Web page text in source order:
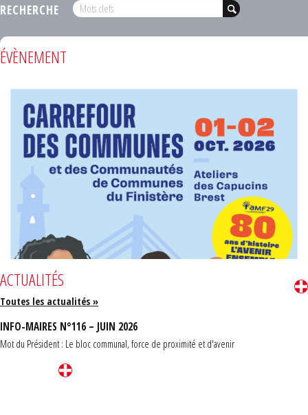
RECHERCHE
ÉVÈNEMENT
ACTUALITÉS
Toutes les actualités »
INFO-MAIRES N°116 – JUIN 2026
Mot du Président : Le bloc communal, force de proximité et d'avenir